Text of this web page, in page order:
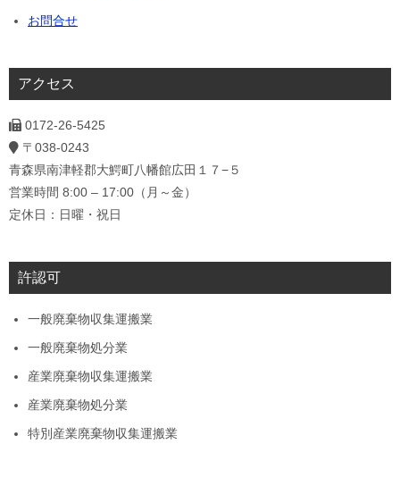
お問合せ
アクセス
0172-26-5425
〒038-0243
青森県南津軽郡大鰐町八幡館広田１７−５
営業時間 8:00 – 17:00（月～金）
定休日：日曜・祝日
許認可
一般廃棄物収集運搬業
一般廃棄物処分業
産業廃棄物収集運搬業
産業廃棄物処分業
特別産業廃棄物収集運搬業